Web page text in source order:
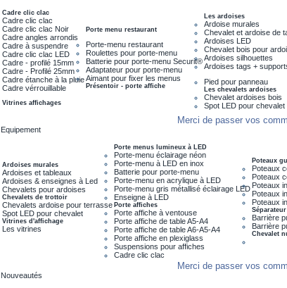
Cadre clic clac
Cadre clic clac
Cadre clic clac Noir
Cadre angles arrondis
Cadre à suspendre
Cadre clic clac LED
Cadre - profilé 15mm
Cadre - Profilé 25mm
Cadre étanche à la pluie
Cadre vérrouillable
Vitrines affichages
Porte menu restaurant
Porte-menu restaurant
Roulettes pour porte-menu
Batterie pour porte-menu Securit®
Adaptateur pour porte-menu
Aimant pour fixer les menus
Présentoir - porte affiche
Les ardoises
Ardoise murales
Chevalet et ardoise de
Ardoises LED
Chevalet bois pour
Ardoises silhouettes
Ardoises tags +
Pied pour panneau
Les chevalets ardoises
Chevalet ardoises bois
Spot LED pour chevalet
Merci de passer vos
Equipement
Ardoises murales
Ardoises et tableaux
Ardoises & enseignes à Led
Chevalets pour ardoises
Chevalets de trottoir
Chevalets ardoise pour terrasse
Spot LED pour chevalet
Vitrines d'affichage
Les vitrines
Porte menus lumineux à LED
Porte-menu éclairage néon
Porte-menu à LED en inox
Batterie pour porte-menu
Porte-menu en acrylique à LED
Porte-menu gris métallisé éclairage LED
Enseigne à LED
Porte affiches
Porte affiche à ventouse
Porte affiche de table A5-A4
Porte affiche de table A6-A5-A4
Porte affiche en plexiglass
Suspensions pour affiches
Cadre clic clac
Poteaux
Poteaux
Poteaux
Poteaux
Poteaux
Poteaux
Barrière
Barrière
Chevalet
Merci de passer vos
Nouveautés